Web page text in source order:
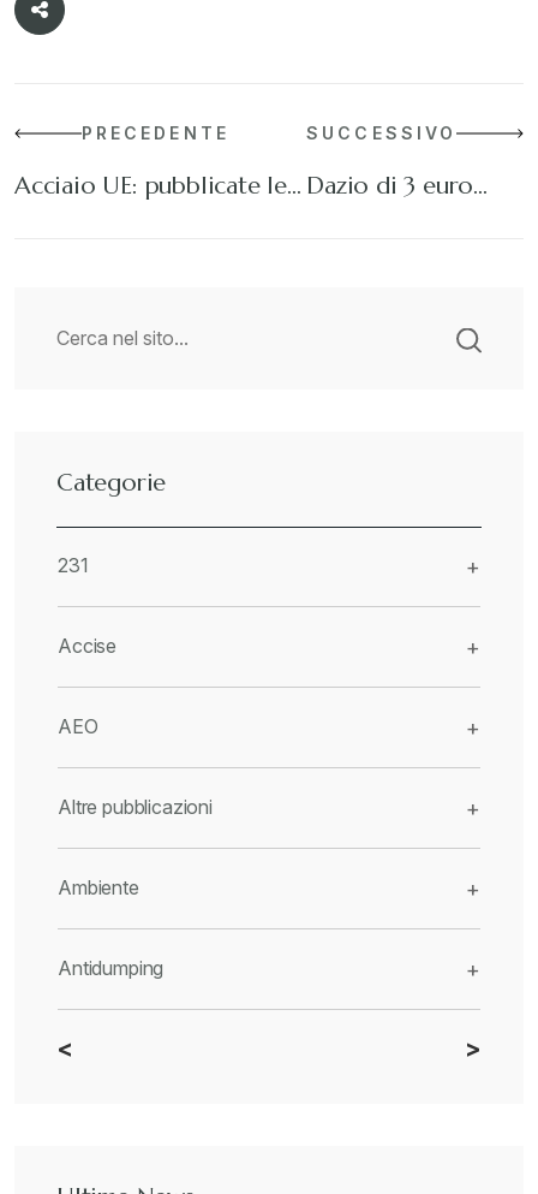
PRECEDENTE
Acciaio UE: pubblicate le…
SUCCESSIVO
Dazio di 3 euro…
Categorie
231 +
Accise +
AEO +
Altre pubblicazioni +
Ambiente +
Antidumping +
CBAM +
< >